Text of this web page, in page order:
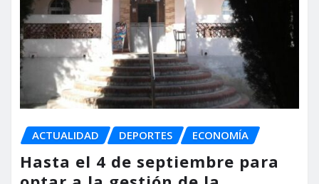
ACTUALIDAD DEPORTES ECONOMÍA
Hasta el 4 de septiembre para